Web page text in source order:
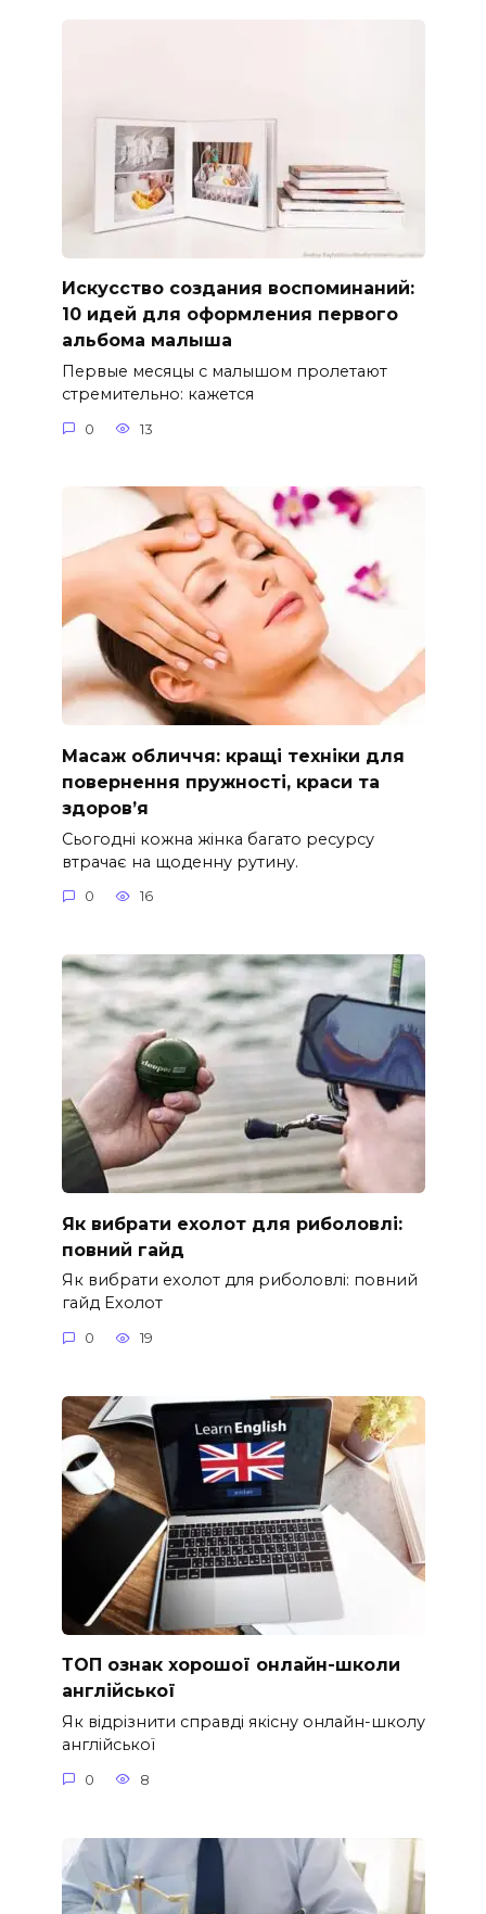
Искусство создания воспоминаний:
10 идей для оформления первого
альбома малыша
Первые месяцы с малышом пролетают
стремительно: кажется
0 13
Масаж обличчя: кращі техніки для
повернення пружності, краси та
здоров’я
Сьогодні кожна жінка багато ресурсу
втрачає на щоденну рутину.
0 16
Як вибрати ехолот для риболовлі:
повний гайд
Як вибрати ехолот для риболовлі: повний
гайд Ехолот
0 19
ТОП ознак хорошої онлайн-школи
англійської
Як відрізнити справді якісну онлайн-школу
англійської
0 8